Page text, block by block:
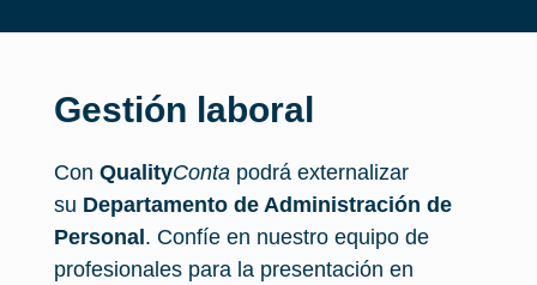
Gestión laboral
Con QualityConta podrá externalizar
su Departamento de Administración de
Personal. Confíe en nuestro equipo de
profesionales para la presentación en